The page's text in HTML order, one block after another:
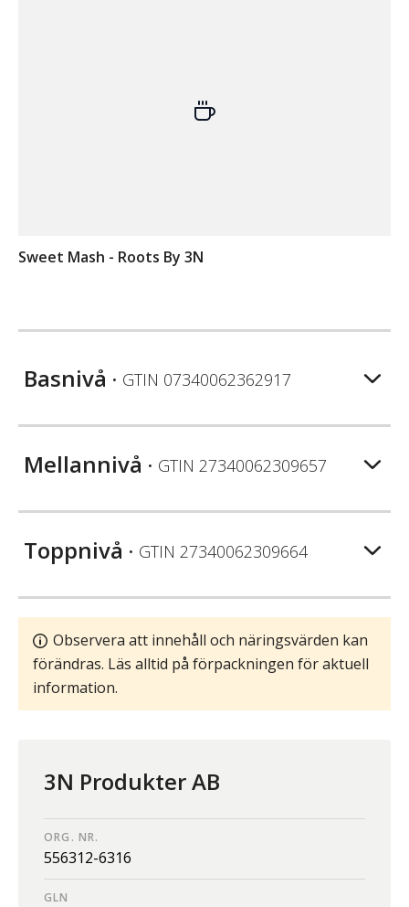
Sweet Mash - Roots By 3N
Basnivå • GTIN 07340062362917
Mellannivå • GTIN 27340062309657
Toppnivå • GTIN 27340062309664
Observera att innehåll och näringsvärden kan
förändras. Läs alltid på förpackningen för aktuell
information.
3N Produkter AB
ORG. NR.
556312-6316
GLN